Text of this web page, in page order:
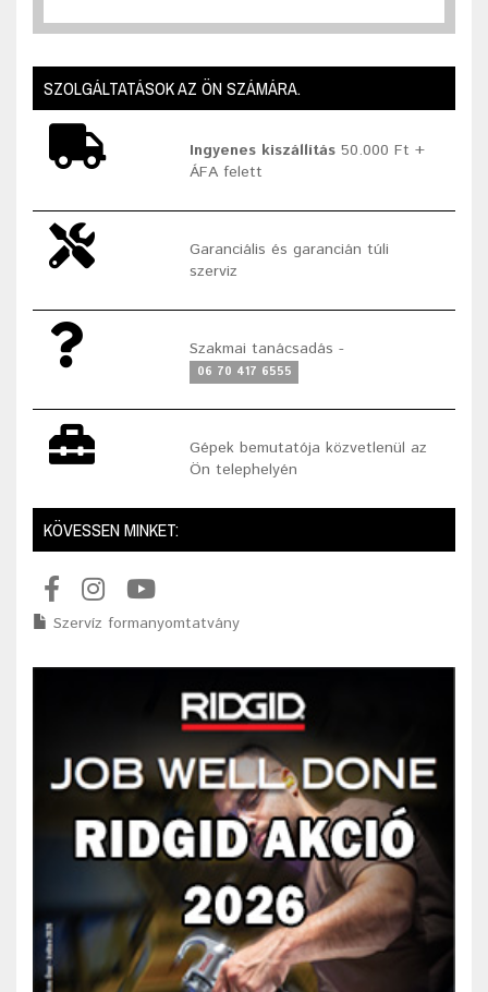
SZOLGÁLTATÁSOK AZ ÖN SZÁMÁRA.
Ingyenes kiszállítás 50.000 Ft +
ÁFA felett
Garanciális és garancián túli
szerviz
Szakmai tanácsadás -
06 70 417 6555
Gépek bemutatója közvetlenül az
Ön telephelyén
KÖVESSEN MINKET:
Szervíz formanyomtatvány